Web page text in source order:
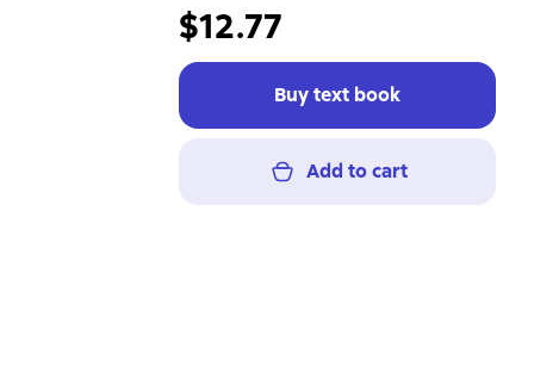
$12.77
Buy text book
Add to cart